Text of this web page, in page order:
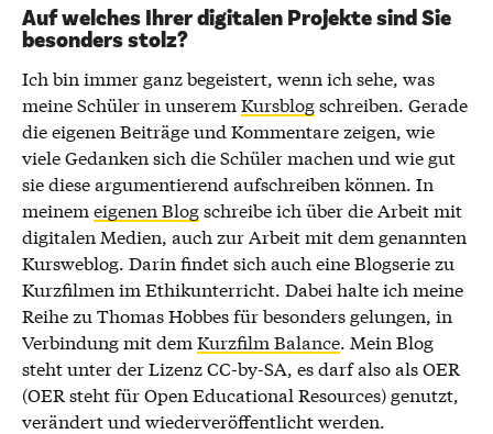
Auf welches Ihrer digitalen Projekte sind Sie
besonders stolz?
Ich bin immer ganz begeistert, wenn ich sehe, was
meine Schüler in unserem Kursblogschreiben. Gerade
die eigenen Beiträge und Kommentare zeigen, wie
viele Gedanken sich die Schüler machen und wie gut
sie diese argumentierend aufschreiben können. In
meinem eigenen Blogschreibe ich über die Arbeit mit
digitalen Medien, auch zur Arbeit mit dem genannten
Kursweblog. Darin findet sich auch eine Blogserie zu
Kurzfilmen im Ethikunterricht. Dabei halte ich meine
Reihe zu Thomas Hobbes für besonders gelungen, in
Verbindung mit dem Kurzfilm Balance. Mein Blog
steht unter der Lizenz CC-by-SA, es darf also als OER
(OER steht für Open Educational Resources) genutzt,
verändert und wiederveröffentlicht werden.